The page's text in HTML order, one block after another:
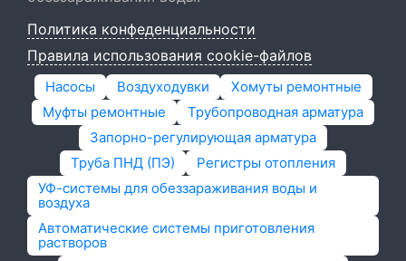
Политика конфеденциальности
Правила использования cookie-файлов
Насосы Воздуходувки
Хомуты ремонтные
Муфты ремонтные
Трубопроводная арматура
Запорно-регулирующая арматура
Труба ПНД (ПЭ)
Регистры отопления
УФ-системы для обеззараживания воды и
воздуха
Автоматические системы приготовления
растворов